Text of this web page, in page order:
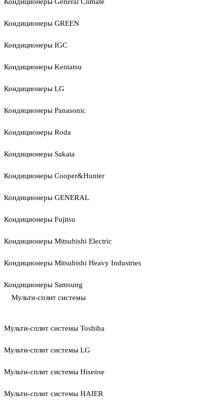
Кондиционеры GREEN
Кондиционеры IGC
Кондиционеры Kentatsu
Кондиционеры LG
Кондиционеры Panasonic
Кондиционеры Roda
Кондиционеры Sakata
Кондиционеры Cooper&Hunter
Кондиционеры GENERAL
Кондиционеры Fujitsu
Кондиционеры Mitsubishi Electric
Кондиционеры Mitsubishi Heavy Industries
Кондиционеры Samsung
Мульти-сплит системы
Мульти-сплит системы Toshiba
Мульти-сплит системы LG
Мульти-сплит системы Hisense
Мульти-сплит системы HAIER